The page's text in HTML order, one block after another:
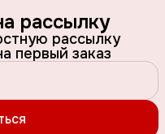
рассылку
рассылку
первый заказ